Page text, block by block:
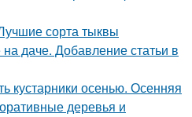
сорта тыквы
даче. Добавление статьи в
кустарники осенью. Осенняя
деревья и